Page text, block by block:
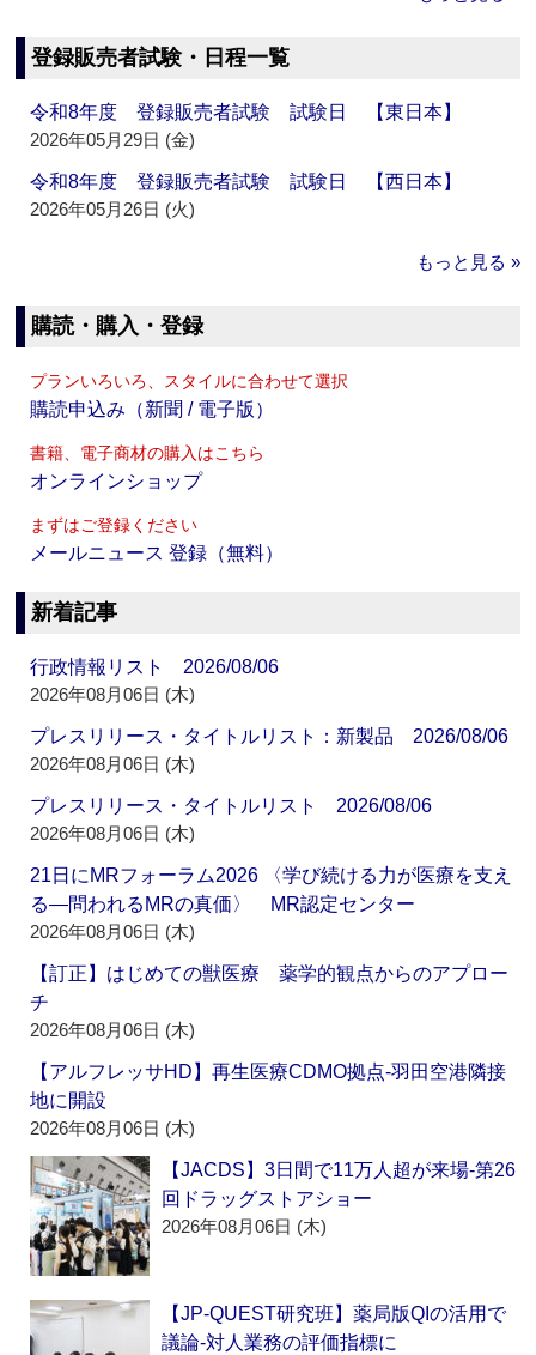
登録販売者試験・日程一覧
令和8年度 登録販売者試験 試験日 【東日本】
2026年05月29日 (金)
令和8年度 登録販売者試験 試験日 【西日本】
2026年05月26日 (火)
もっと見る »
購読・購入・登録
プランいろいろ、スタイルに合わせて選択
購読申込み（新聞 / 電子版）
書籍、電子商材の購入はこちら
オンラインショップ
まずはご登録ください
メールニュース 登録（無料）
新着記事
行政情報リスト 2026/08/06
2026年08月06日 (木)
プレスリリース・タイトルリスト：新製品 2026/08/06
2026年08月06日 (木)
プレスリリース・タイトルリスト 2026/08/06
2026年08月06日 (木)
21日にMRフォーラム2026 〈学び続ける力が医療を支え
る―問われるMRの真価〉 MR認定センター
2026年08月06日 (木)
【訂正】はじめての獣医療 薬学的観点からのアプロー
チ
2026年08月06日 (木)
【アルフレッサHD】再生医療CDMO拠点‐羽田空港隣接
地に開設
2026年08月06日 (木)
【JACDS】3日間で11万人超が来場‐第26
回ドラッグストアショー
2026年08月06日 (木)
【JP-QUEST研究班】薬局版QIの活用で
議論‐対人業務の評価指標に